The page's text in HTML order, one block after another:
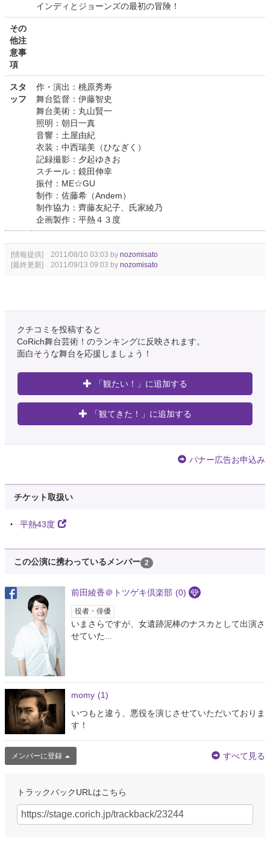
インディとジョーンズの最初の冒険！
その
他注
意事
項
スタ
ッフ
作・演出：桃原秀寿
舞台監督：伊藤智史
舞台美術：丸山賢一
照明：朝日一真
音響：土屋由紀
衣装：中西瑞美（ひなぎく）
記録撮影：夕起ゆきお
スチール：鏡田伸幸
振付：ME☆GU
制作：佐藤希（Andem）
制作協力：齊藤友紀子、氏家綾乃
企画製作：平熱４３度
[情報提供] 2011/08/10 03:03 by nozomisato
[最終更新] 2011/09/13 09:03 by nozomisato
クチコミを投稿すると
CoRich舞台芸術！のランキングに反映されます。
面白そうな舞台を応援しましょう！
「観たい！」に追加する
「観てきた！」に追加する
バナー広告お申込み
チケット取扱い
平熱43度
この公演に携わっているメンバー 2
前田綾香＠トツゲキ倶楽部 (0)
役者・俳優
いまさらですが、女遺跡泥棒のナスカとして出演さ
せていた...
momy (1)
いつもと違う、悪役を演じさせていただいておりま
す！
メンバーに登録 すべて見る
トラックバックURLはこちら